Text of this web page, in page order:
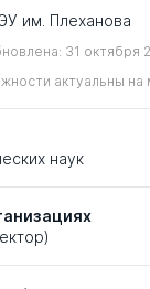
им. Плеханова
31 октября
актуальны на
наук